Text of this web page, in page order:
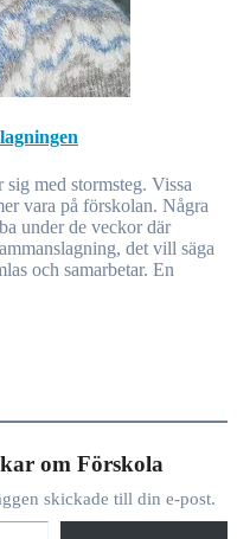
vara på förskolan. Några
under de veckor där
det vill säga
och samarbetar. En
om Förskola
skickade till din e-post.